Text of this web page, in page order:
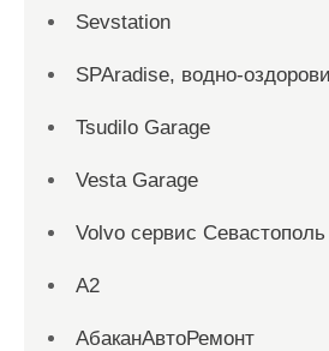
Sevstation
SPAradise, водно-
Tsudilo Garage
Vesta Garage
Volvo сервис Севастополь
А2
АбаканАвтоРемонт